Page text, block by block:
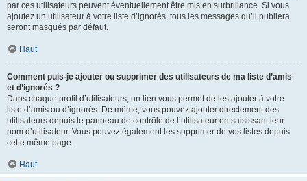
par ces utilisateurs peuvent éventuellement être mis en surbrillance. Si vous
ajoutez un utilisateur à votre liste d’ignorés, tous les messages qu’il publiera
seront masqués par défaut.
Haut
Comment puis-je ajouter ou supprimer des utilisateurs de ma liste d’amis
et d’ignorés ?
Dans chaque profil d’utilisateurs, un lien vous permet de les ajouter à votre
liste d’amis ou d’ignorés. De même, vous pouvez ajouter directement des
utilisateurs depuis le panneau de contrôle de l’utilisateur en saisissant leur
nom d’utilisateur. Vous pouvez également les supprimer de vos listes depuis
cette même page.
Haut